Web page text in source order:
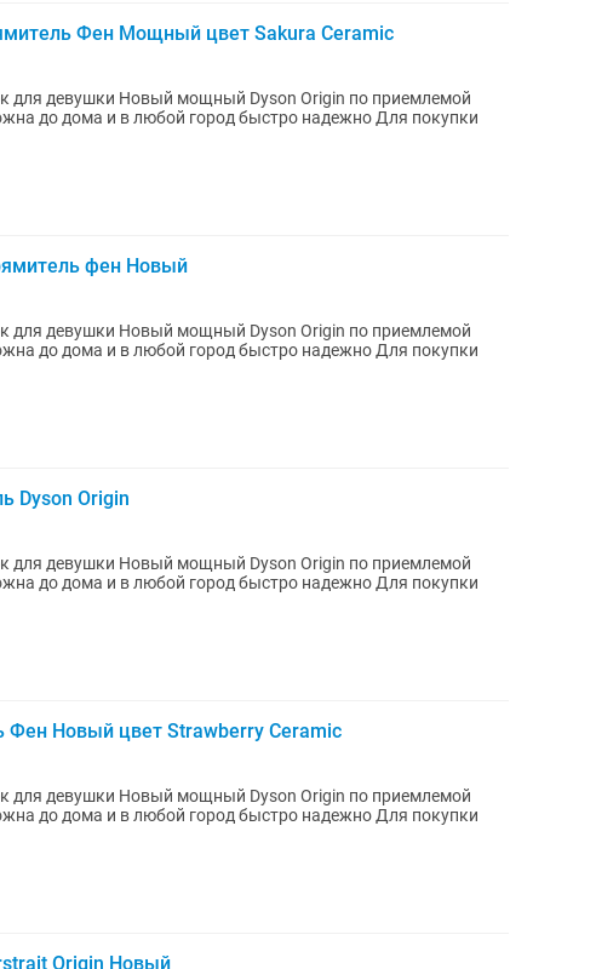
Фен Мощный цвет Sakura Ceramic
Origin по приемлемой
фен Новый
Origin по приемлемой
Dyson Origin
Origin по приемлемой
Фен Новый цвет Strawberry Ceramic
Origin по приемлемой
Origin Новый